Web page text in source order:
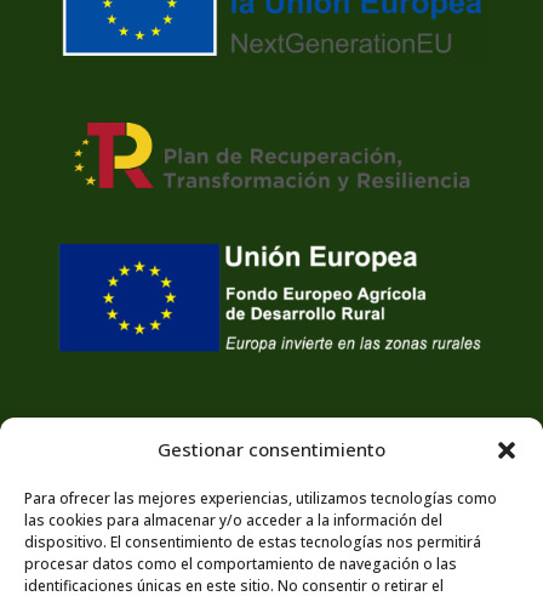
Gestionar consentimiento
Para ofrecer las mejores experiencias, utilizamos tecnologías como
las cookies para almacenar y/o acceder a la información del
dispositivo. El consentimiento de estas tecnologías nos permitirá
procesar datos como el comportamiento de navegación o las
identificaciones únicas en este sitio. No consentir o retirar el